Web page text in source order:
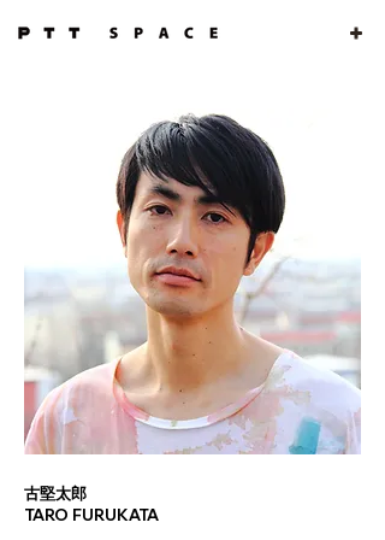
古堅太郎
TARO FURUKATA